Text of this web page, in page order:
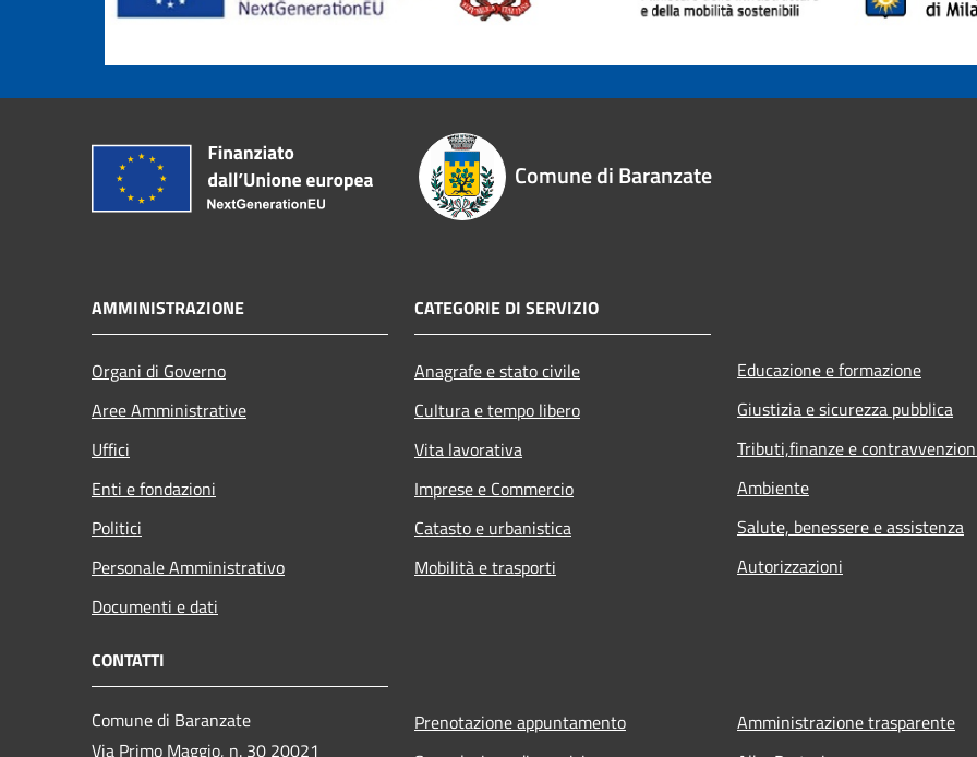
Comune di Baranzate
AMMINISTRAZIONE
Organi di Governo
Aree Amministrative
Uffici
Enti e fondazioni
Politici
Personale Amministrativo
Documenti e dati
CATEGORIE DI SERVIZIO
Anagrafe e stato civile
Cultura e tempo libero
Vita lavorativa
Imprese e Commercio
Catasto e urbanistica
Mobilità e trasporti
Educazione e formazione
Giustizia e sicurezza pubblica
Tributi,finanze e
Ambiente
Salute, benessere e assistenza
Autorizzazioni
CONTATTI
Comune di Baranzate
Via Primo Maggio, n. 30 20021
Prenotazione appuntamento
Amministrazione trasparente